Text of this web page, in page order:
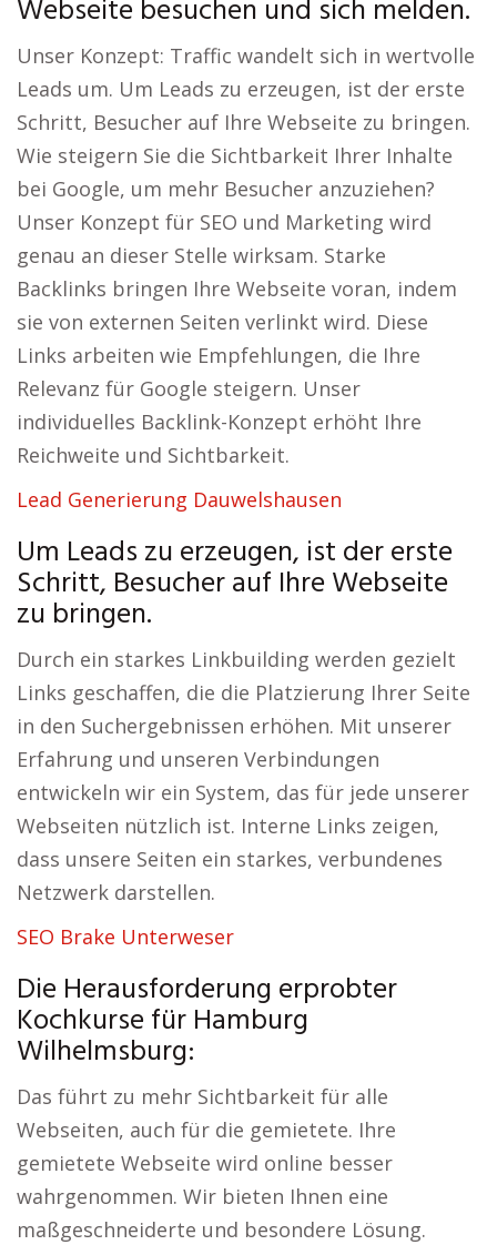
Webseite besuchen und sich melden.
Unser Konzept: Traffic wandelt sich in wertvolle
Leads um. Um Leads zu erzeugen, ist der erste
Schritt, Besucher auf Ihre Webseite zu bringen.
Wie steigern Sie die Sichtbarkeit Ihrer Inhalte
bei Google, um mehr Besucher anzuziehen?
Unser Konzept für SEO und Marketing wird
genau an dieser Stelle wirksam. Starke
Backlinks bringen Ihre Webseite voran, indem
sie von externen Seiten verlinkt wird. Diese
Links arbeiten wie Empfehlungen, die Ihre
Relevanz für Google steigern. Unser
individuelles Backlink-Konzept erhöht Ihre
Reichweite und Sichtbarkeit.
Lead Generierung Dauwelshausen
Um Leads zu erzeugen, ist der erste
Schritt, Besucher auf Ihre Webseite
zu bringen.
Durch ein starkes Linkbuilding werden gezielt
Links geschaffen, die die Platzierung Ihrer Seite
in den Suchergebnissen erhöhen. Mit unserer
Erfahrung und unseren Verbindungen
entwickeln wir ein System, das für jede unserer
Webseiten nützlich ist. Interne Links zeigen,
dass unsere Seiten ein starkes, verbundenes
Netzwerk darstellen.
SEO Brake Unterweser
Die Herausforderung erprobter
Kochkurse für Hamburg
Wilhelmsburg:
Das führt zu mehr Sichtbarkeit für alle
Webseiten, auch für die gemietete. Ihre
gemietete Webseite wird online besser
wahrgenommen. Wir bieten Ihnen eine
maßgeschneiderte und besondere Lösung.